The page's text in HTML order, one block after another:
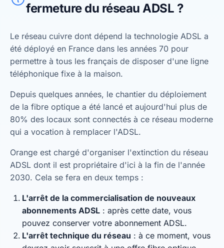
fermeture du réseau ADSL ?
Le réseau cuivre dont dépend la technologie ADSL a
été déployé en France dans les années 70 pour
permettre à tous les français de disposer d'une ligne
téléphonique fixe à la maison.
Depuis quelques années, le chantier du déploiement
de la fibre optique a été lancé et aujourd'hui plus de
80% des locaux sont connectés à ce réseau moderne
qui a vocation à remplacer l'ADSL.
Orange est chargé d'organiser l'extinction du réseau
ADSL dont il est propriétaire d'ici à la fin de l'année
2030. Cela se fera en deux temps :
L'arrêt de la commercialisation de nouveaux
abonnements ADSL : après cette date, vous
pouvez conserver votre abonnement ADSL.
L'arrêt technique du réseau : à ce moment, vous